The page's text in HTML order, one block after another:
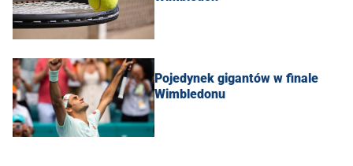
Pojedynek gigantów w finale
Wimbledonu